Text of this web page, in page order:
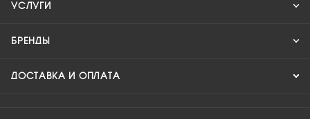
УСЛУГИ
БРЕНДЫ
ДОСТАВКА И ОПЛАТА